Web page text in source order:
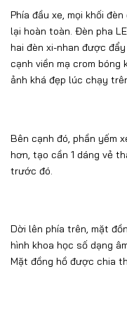
Phía đầu xe, mọi khối
lại hoàn toàn. Đèn pha
hai đèn xi-nhan được
cạnh viền mạ crom bóng
ảnh khá đẹp lúc chạy
Bên cạnh đó, phần yếm
hơn, tạo cần 1 dáng vẻ
trước đó.
Dời lên phía trên, mặt
hình khoa học số dạng
Mặt đồng hồ được chia